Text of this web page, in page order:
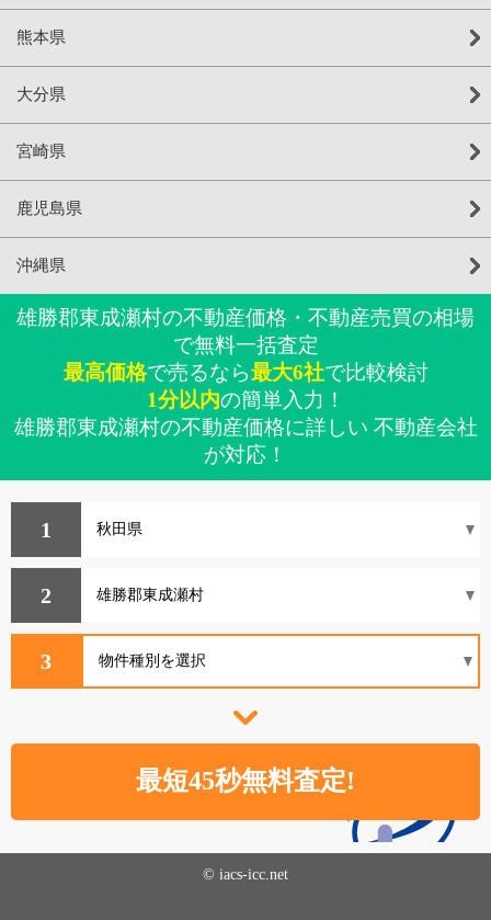
熊本県
大分県
宮崎県
鹿児島県
沖縄県
雄勝郡東成瀬村の不動産価格・不動産売買の相場
で無料一括査定
最高価格で売るなら最大6社で比較検討
1分以内の簡単入力！
雄勝郡東成瀬村の不動産価格に詳しい 不動産会社
が対応！
1
2
3
© iacs-icc.net